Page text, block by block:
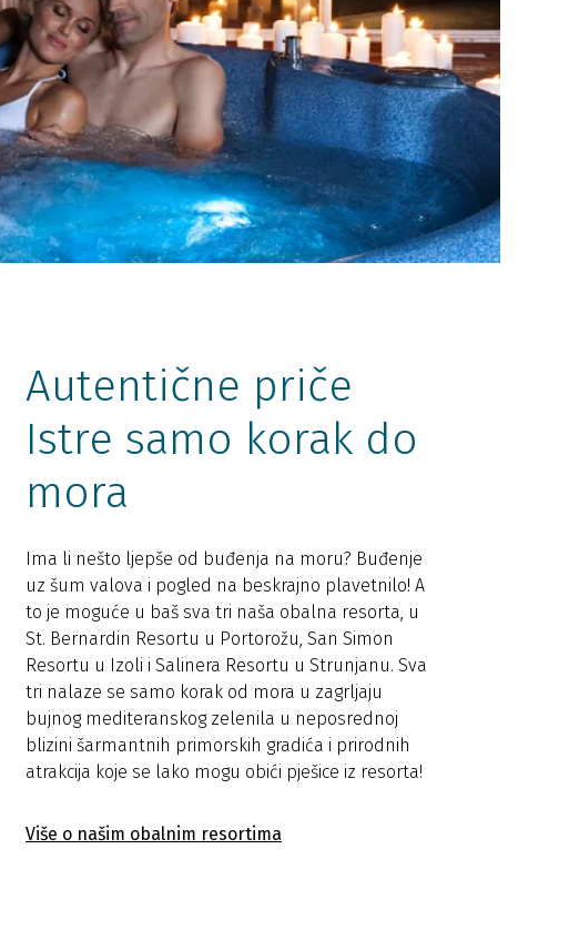
Autentične priče
Istre samo korak do
mora
Ima li nešto ljepše od buđenja na moru? Buđenje
uz šum valova i pogled na beskrajno plavetnilo! A
to je moguće u baš sva tri naša obalna resorta, u
St. Bernardin Resortu u Portorožu, San Simon
Resortu u Izoli i Salinera Resortu u Strunjanu. Sva
tri nalaze se samo korak od mora u zagrljaju
bujnog mediteranskog zelenila u neposrednoj
blizini šarmantnih primorskih gradića i prirodnih
atrakcija koje se lako mogu obići pješice iz resorta!
Više o našim obalnim resortima